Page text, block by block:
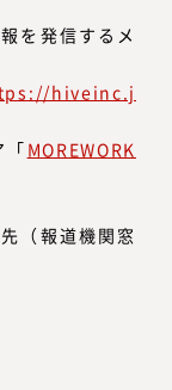
を発信するメ
hiveinc.j
「 MOREWORK
（報道機関窓